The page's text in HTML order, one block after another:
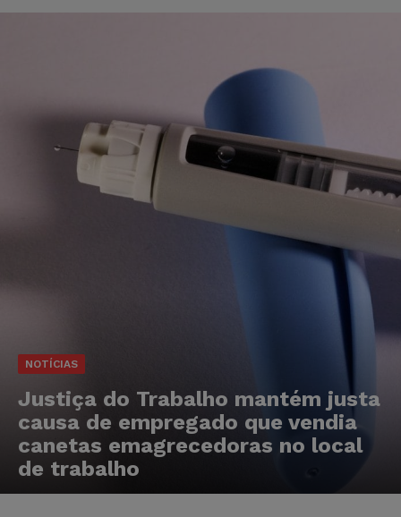
NOTÍCIAS
Justiça do Trabalho mantém justa
causa de empregado que vendia
canetas emagrecedoras no local
de trabalho